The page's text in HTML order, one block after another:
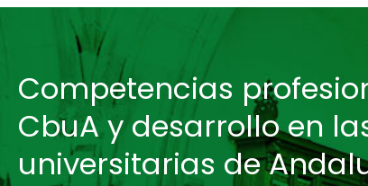
Competencias
CbuA y desarrollo en
universitarias de